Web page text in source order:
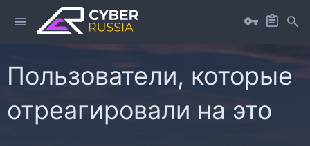
Пользователи, которые
отреагировали на это